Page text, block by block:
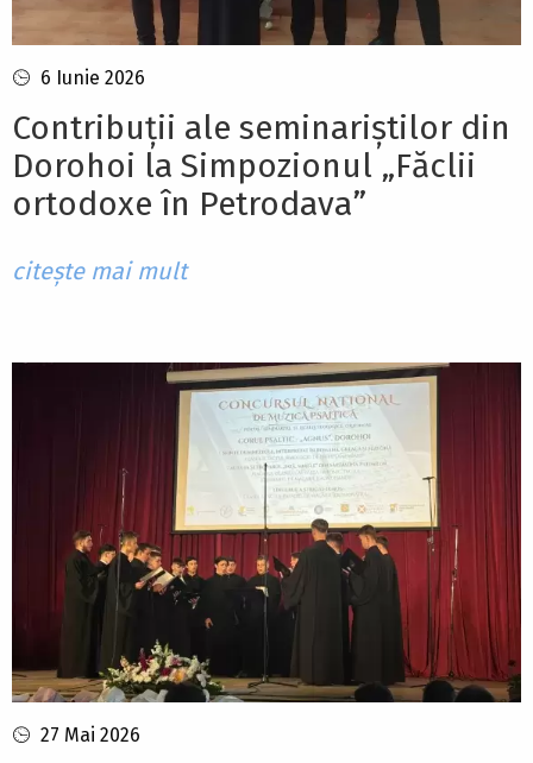
6 Iunie 2026
Contribuții ale seminariștilor din
Dorohoi la Simpozionul „Făclii
ortodoxe în Petrodava”
citește mai mult
27 Mai 2026